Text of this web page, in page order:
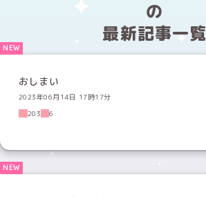
の
最新記事一覧
おしまい
2023年06月14日 17時17分
203
6